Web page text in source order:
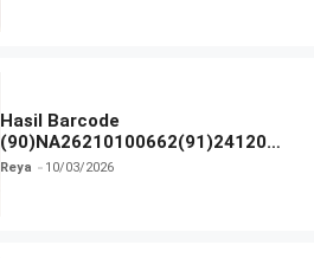
Hasil Barcode
(90)NA26210100662(91)241203
dan Izin BPOM
Reya 10/03/2026